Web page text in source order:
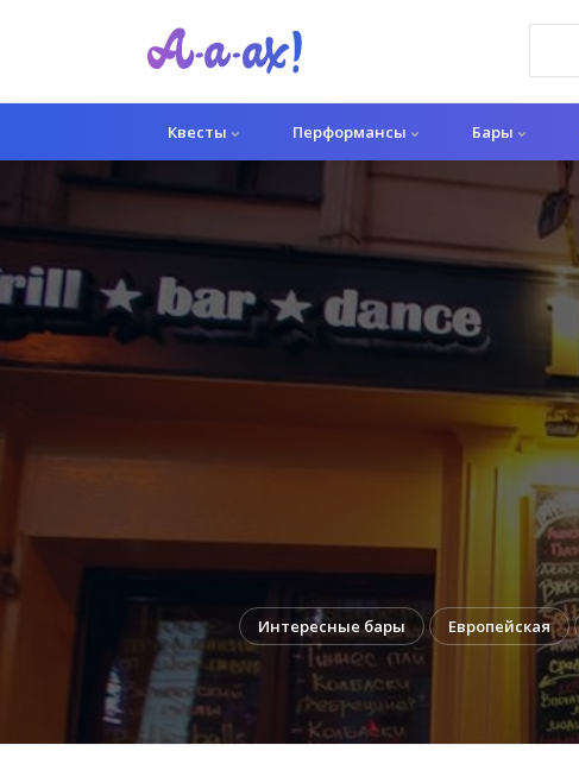
Квесты Перформансы Бары
Интересные бары Европейская